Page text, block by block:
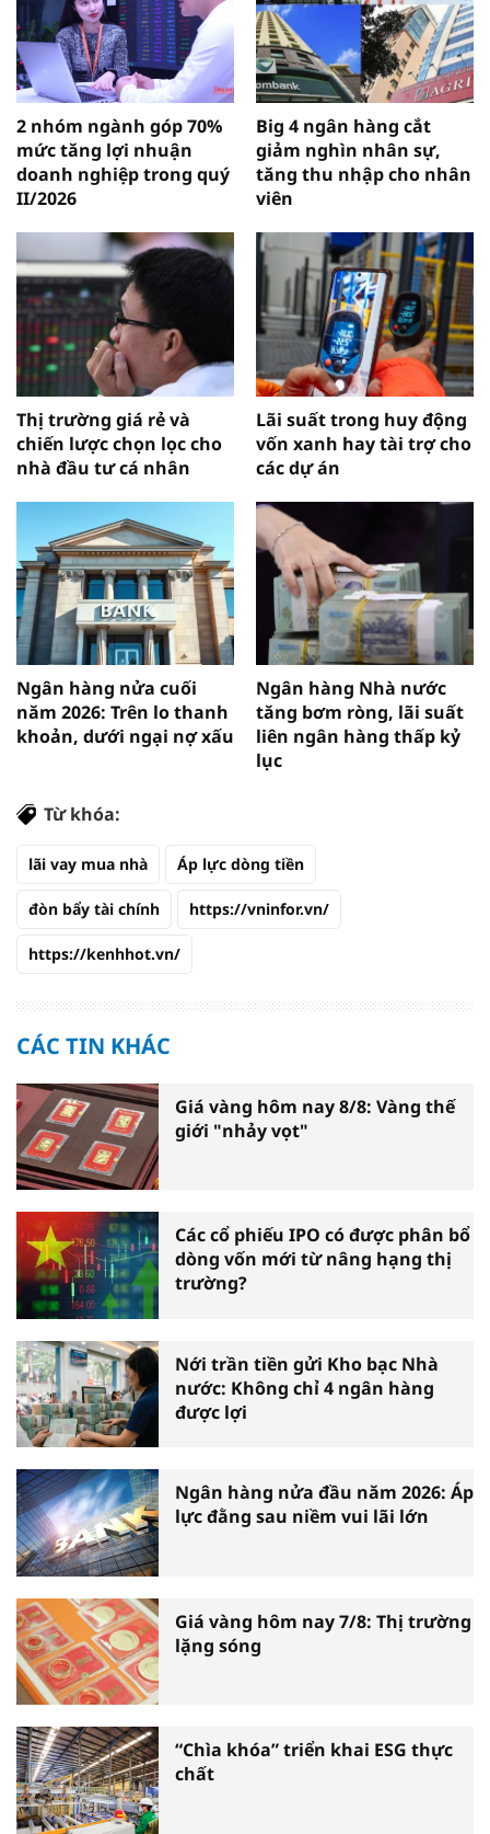
2 nhóm ngành góp 70%
mức tăng lợi nhuận
doanh nghiệp trong quý
II/2026
Big 4 ngân hàng cắt
giảm nghìn nhân sự,
tăng thu nhập cho nhân
viên
Thị trường giá rẻ và
chiến lược chọn lọc cho
nhà đầu tư cá nhân
Lãi suất trong huy động
vốn xanh hay tài trợ cho
các dự án
Ngân hàng nửa cuối
năm 2026: Trên lo thanh
khoản, dưới ngại nợ xấu
Ngân hàng Nhà nước
tăng bơm ròng, lãi suất
liên ngân hàng thấp kỷ
lục
Từ khóa:
lãi vay mua nhà Áp lực dòng tiền
đòn bẩy tài chính https://vninfor.vn/
https://kenhhot.vn/
CÁC TIN KHÁC
Giá vàng hôm nay 8/8: Vàng thế
giới "nhảy vọt"
Các cổ phiếu IPO có được phân bổ
dòng vốn mới từ nâng hạng thị
trường?
Nới trần tiền gửi Kho bạc Nhà
nước: Không chỉ 4 ngân hàng
được lợi
Ngân hàng nửa đầu năm 2026: Áp
lực đằng sau niềm vui lãi lớn
Giá vàng hôm nay 7/8: Thị trường
lặng sóng
“Chìa khóa” triển khai ESG thực
chất